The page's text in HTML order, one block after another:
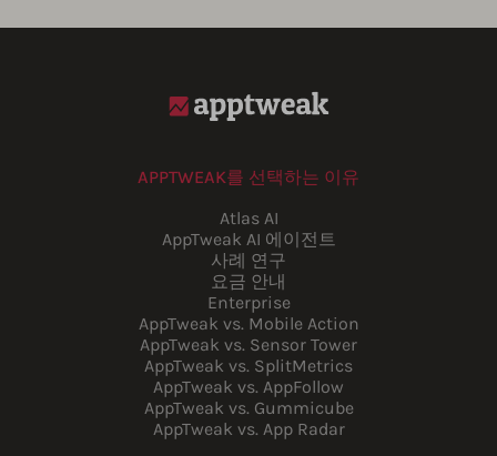
APPTWEAK를 선택하는 이유
Atlas AI
AppTweak AI 에이전트
사례 연구
요금 안내
Enterprise
AppTweak vs. Mobile Action
AppTweak vs. Sensor Tower
AppTweak vs. SplitMetrics
AppTweak vs. AppFollow
AppTweak vs. Gummicube
AppTweak vs. App Radar